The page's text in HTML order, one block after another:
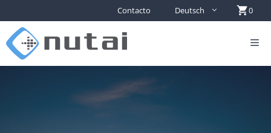
Contacto Deutsch 0